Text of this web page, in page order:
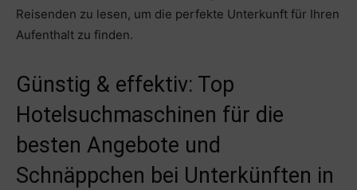
Reisenden zu lesen, um die perfekte Unterkunft für Ihren
Aufenthalt zu finden.
Günstig & effektiv: Top
Hotelsuchmaschinen für die
besten Angebote und
Schnäppchen bei Unterkünften in